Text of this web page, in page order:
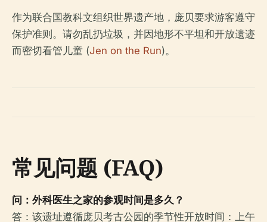
作为联合国教科文组织世界遗产地，庞贝要求游客遵守
保护准则。请勿乱扔垃圾，并因地形不平坦和开放遗迹
而密切看管儿童 (Jen on the Run)。
常见问题 (FAQ)
问：外科医生之家的参观时间是多久？
答：该遗址遵循庞贝考古公园的季节性开放时间：上午